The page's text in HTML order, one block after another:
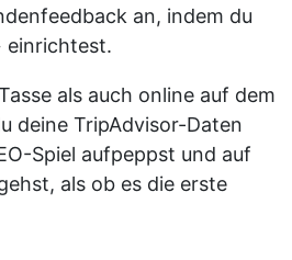
an, indem du
einrichtest.
als auch online auf dem
deine TripAdvisor-Daten
Spiel aufpeppst und auf
als ob es die erste